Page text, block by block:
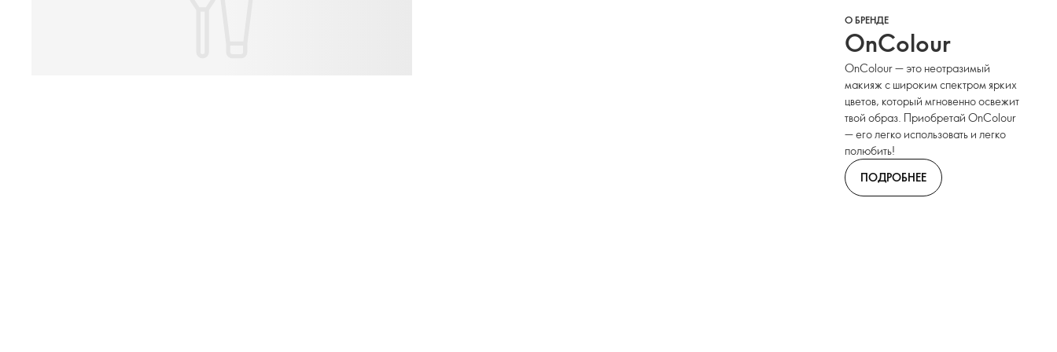
О БРЕНДЕ
OnColour
OnColour — это неотразимый
макияж с широким спектром ярких
цветов, который мгновенно освежит
твой образ. Приобретай OnColour
— его легко использовать и легко
полюбить!
ПОДРОБНЕЕ